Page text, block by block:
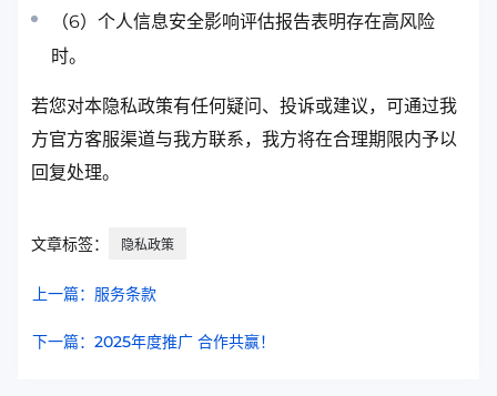
（6）个人信息安全影响评估报告表明存在高风险
时。
若您对本隐私政策有任何疑问、投诉或建议，可通过我
方官方客服渠道与我方联系，我方将在合理期限内予以
回复处理。
文章标签： 隐私政策
上一篇：服务条款
下一篇：2025年度推广 合作共赢！